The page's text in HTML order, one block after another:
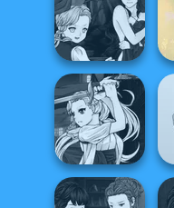
School Girl Dress
Up V3
Manga Creator
Vampire Hunter
P...